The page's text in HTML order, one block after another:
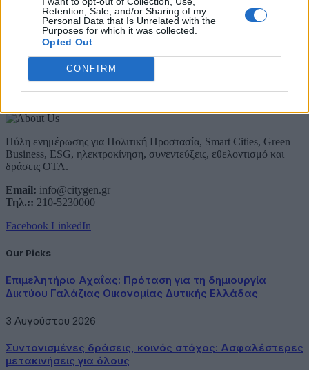
Retention, Sale, and/or Sharing of my
Personal Data that Is Unrelated with the
Purposes for which it was collected.
Opted Out
CONFIRM
Συμφωνώ με την Πολιτική Δεδομένων
About Us
Πύλη ενημέρωσης για Πολιτική Προστασία, Smart Cities, Green
Business, ESG, ηλεκτροκίνηση, συνεντεύξεις, εθελοντισμό και
δράσεις ΟΤΑ.
Email: info@citygen.gr
Τηλ.:: 210-5230000
Facebook LinkedIn
Our Picks
Επιμελητήριο Αχαΐας: Πρόταση για τη δημιουργία
Δικτύου Γαλάζιας Οικονομίας Δυτικής Ελλάδας
3 Αυγούστου 2026
Συντονισμένες δράσεις, κοινός στόχος: Ασφαλέστερες
μετακινήσεις για όλους